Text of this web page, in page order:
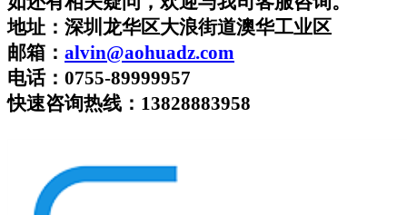
地址：深圳龙华区大浪街道澳华工业区
邮箱： alvin@aohuadz.com
电话： 0755-89999957
快速咨询热线 ： 13828883958